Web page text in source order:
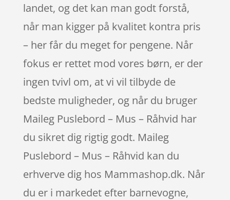
landet, og det kan man godt forstå,
når man kigger på kvalitet kontra pris
– her får du meget for pengene. Når
fokus er rettet mod vores børn, er der
ingen tvivl om, at vi vil tilbyde de
bedste muligheder, og når du bruger
Maileg Puslebord – Mus – Råhvid har
du sikret dig rigtig godt. Maileg
Puslebord – Mus – Råhvid kan du
erhverve dig hos Mammashop.dk. Når
du er i markedet efter barnevogne,